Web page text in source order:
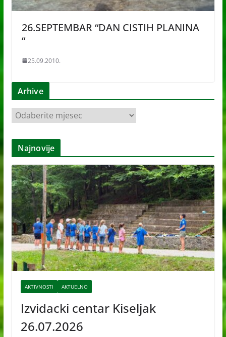
26.SEPTEMBAR “DAN CISTIH PLANINA
“
25.09.2010.
Arhive
r
h
v
e
Najnovije
AKTIVNOSTI AKTUELNO
Izvidacki centar Kiseljak
26.07.2026